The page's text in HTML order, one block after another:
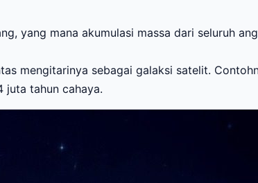
yang mana akumulasi massa dari seluruh
mengitarinya sebagai galaksi satelit.
juta tahun cahaya.